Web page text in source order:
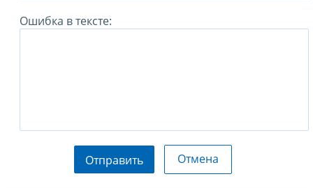
Ошибка в тексте:
Отправить Отмена